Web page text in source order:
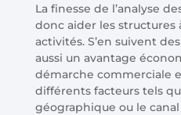
La finesse de l’analyse
donc aider les structures
activités. S’en suivent
aussi un avantage
démarche commerciale
différents facteurs tels
géographique ou le